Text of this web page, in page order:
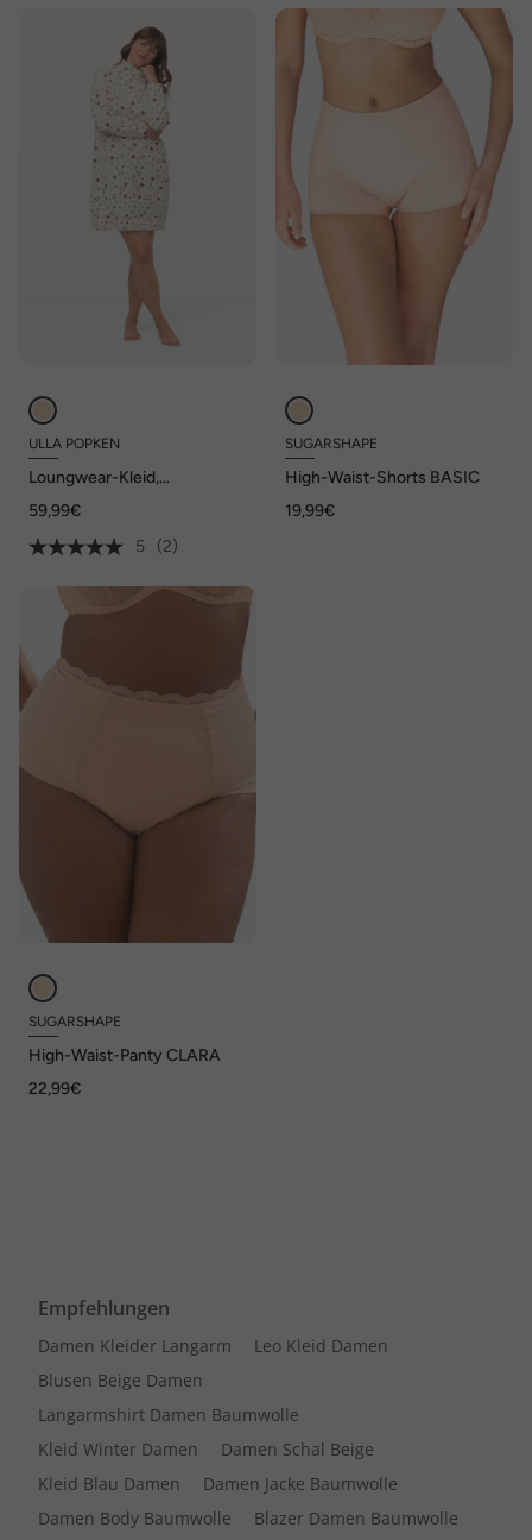
ULLA POPKEN
Loungwear-Kleid,
Stehkragen, Langarm
59,99€
5
(2)
SUGARSHAPE
High-Waist-Shorts BASIC
19,99€
SUGARSHAPE
High-Waist-Panty CLARA
22,99€
Empfehlungen
Damen Kleider Langarm
Leo Kleid Damen
Blusen Beige Damen
Langarmshirt Damen Baumwolle
Kleid Winter Damen
Damen Schal Beige
Kleid Blau Damen
Damen Jacke Baumwolle
Damen Body Baumwolle
Blazer Damen Baumwolle